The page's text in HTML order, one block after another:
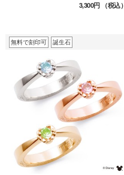
3,300円（税込）
無料で刻印可 誕生石